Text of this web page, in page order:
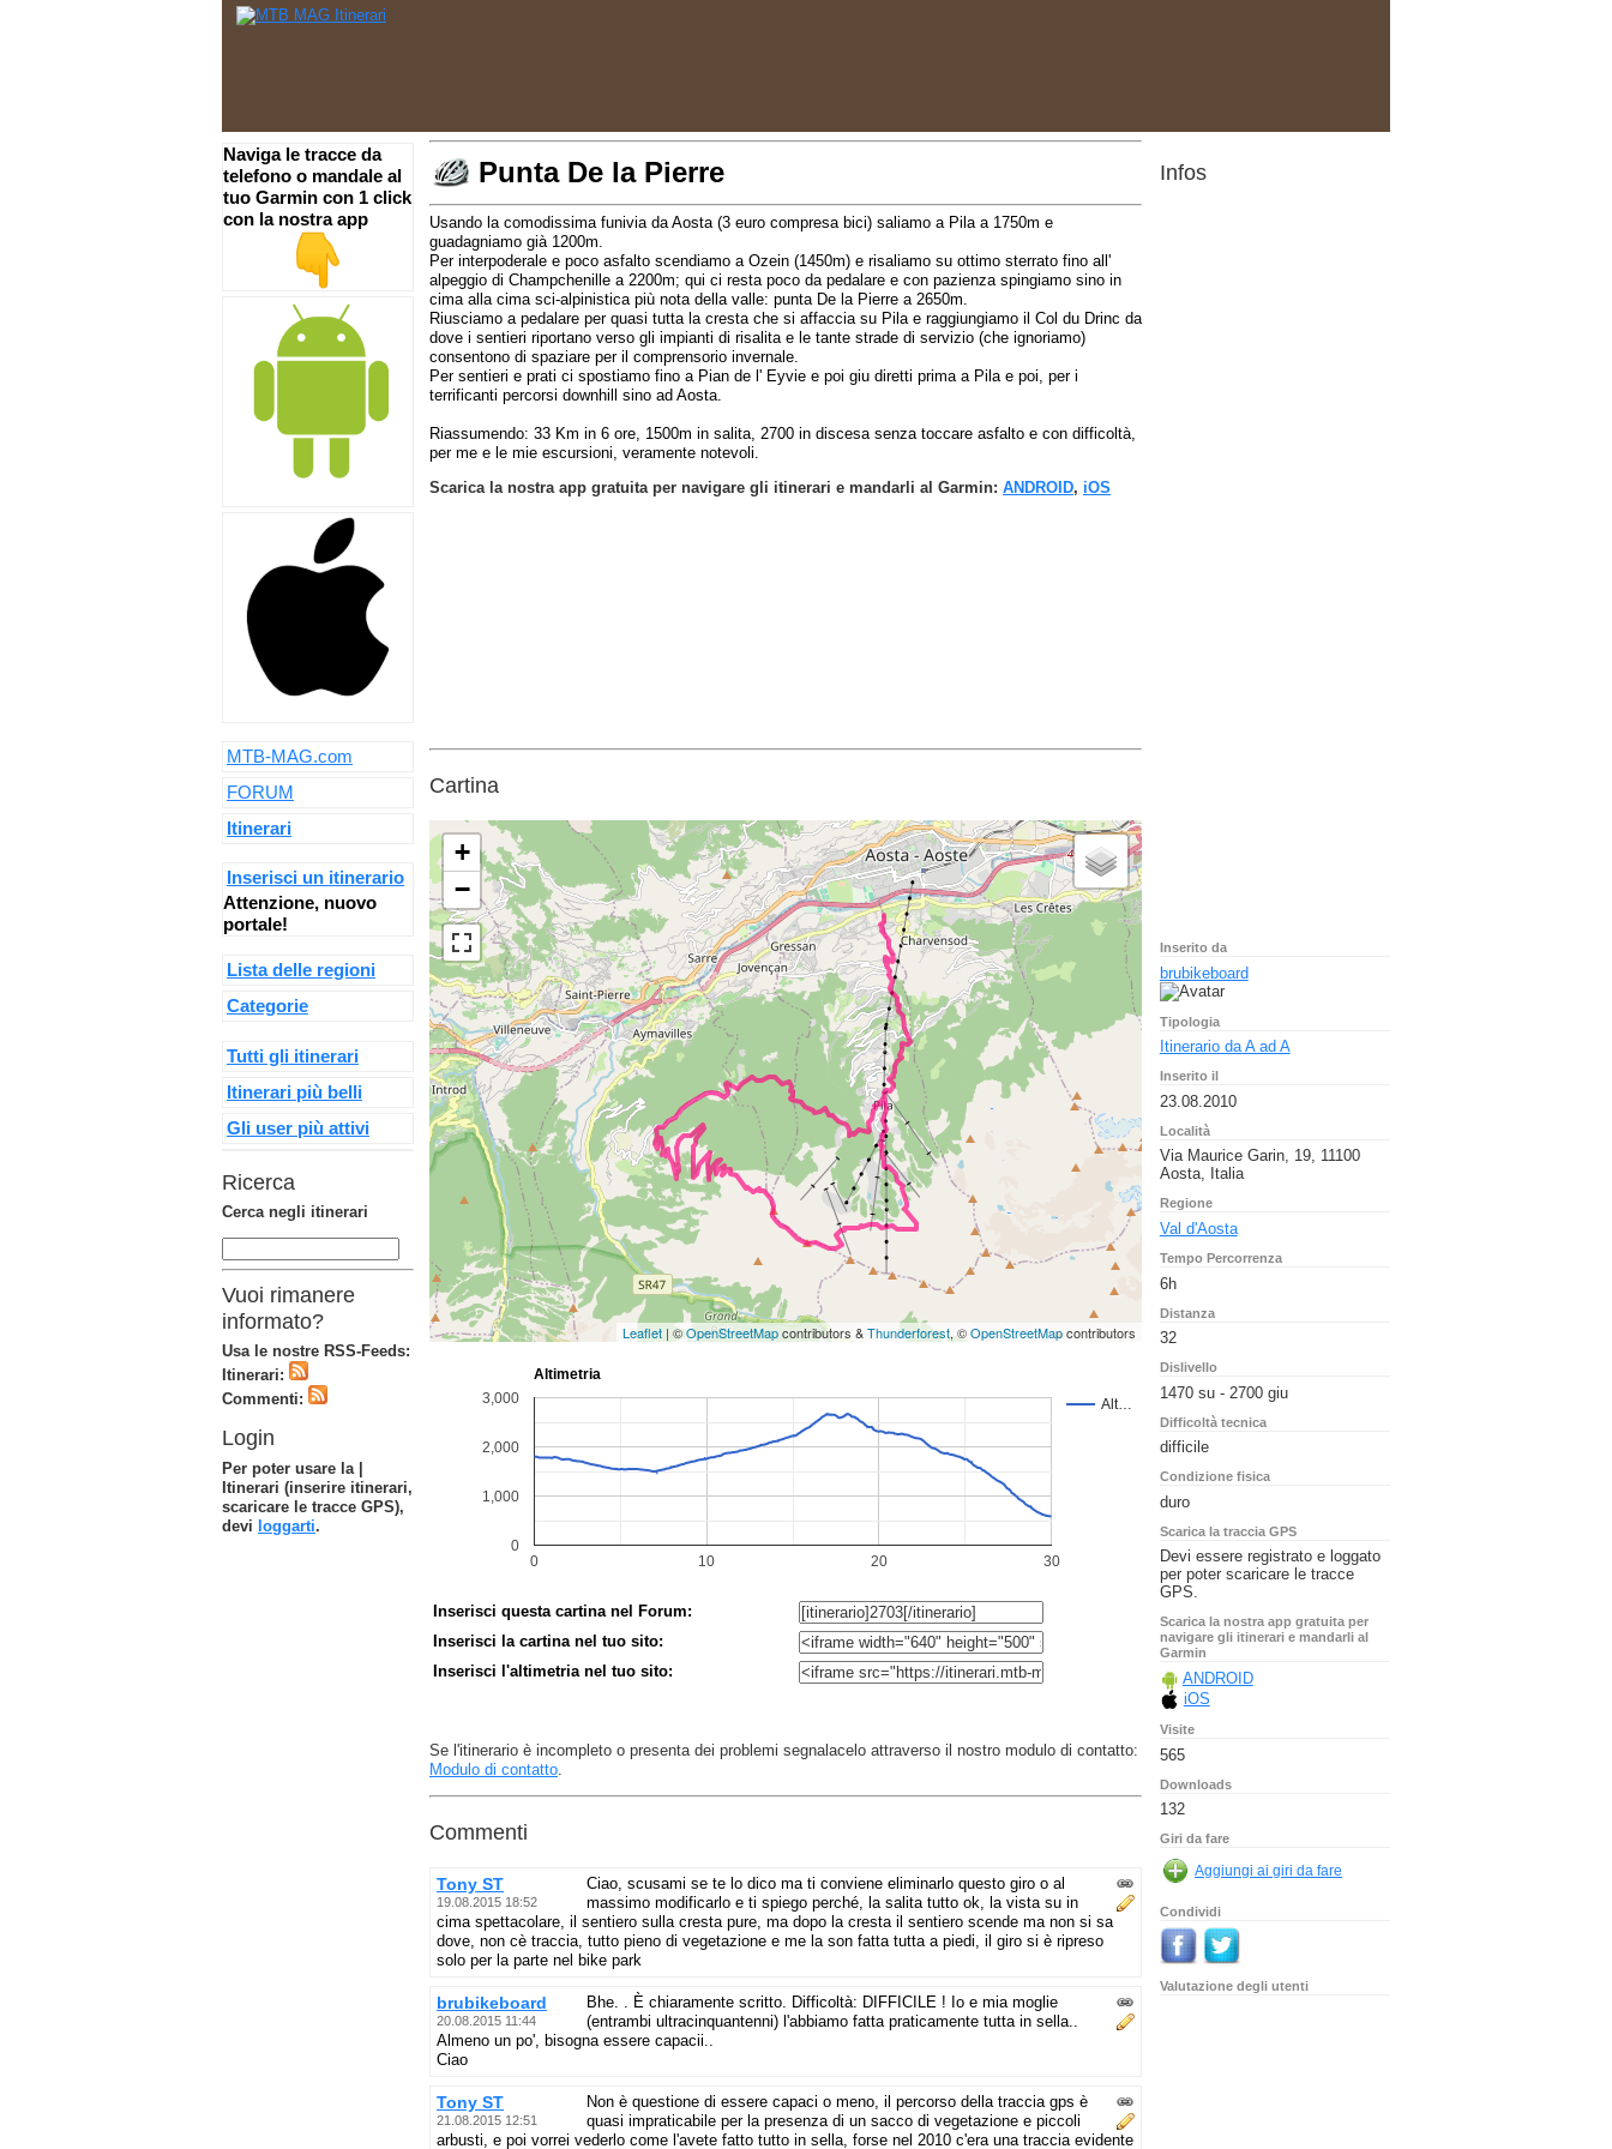
Punta De la Pierre
Usando la comodissima funivia da Aosta (3 euro compresa bici) saliamo a Pila a 1750m e
guadagniamo già 1200m.
Per interpoderale e poco asfalto scendiamo a Ozein (1450m) e risaliamo su ottimo sterrato fino all'
alpeggio di Champchenille a 2200m; qui ci resta poco da pedalare e con pazienza spingiamo sino in
cima alla cima sci-alpinistica più nota della valle: punta De la Pierre a 2650m.
Riusciamo a pedalare per quasi tutta la cresta che si affaccia su Pila e raggiungiamo il Col du Drinc da
dove i sentieri riportano verso gli impianti di risalita e le tante strade di servizio (che ignoriamo)
consentono di spaziare per il comprensorio invernale.
Per sentieri e prati ci spostiamo fino a Pian de l' Eyvie e poi giu diretti prima a Pila e poi, per i
terrificanti percorsi downhill sino ad Aosta.
Riassumendo: 33 Km in 6 ore, 1500m in salita, 2700 in discesa senza toccare asfalto e con difficoltà,
per me e le mie escursioni, veramente notevoli.
Scarica la nostra app gratuita per navigare gli itinerari e mandarli al Garmin: ANDROID, iOS
Cartina
+
−
Leaflet | ©OpenStreetMapcontributors &Thunderforest, ©OpenStreetMapcontributors
Inserisci questa cartina nel Forum:
Inserisci la cartina nel tuo sito:
Inserisci l'altimetria nel tuo sito:
Se l'itinerario è incompleto o presenta dei problemi segnalacelo attraverso il nostro modulo di contatto:
Modulo di contatto.
Commenti
Tony ST
19.08.2015 18:52
Ciao, scusami se te lo dico ma ti conviene eliminarlo questo giro o al
massimo modificarlo e ti spiego perché, la salita tutto ok, la vista su in
cima spettacolare, il sentiero sulla cresta pure, ma dopo la cresta il sentiero scende ma non si sa
dove, non cè traccia, tutto pieno di vegetazione e me la son fatta tutta a piedi, il giro si è ripreso
solo per la parte nel bike park
brubikeboard
20.08.2015 11:44
Bhe. . È chiaramente scritto. Difficoltà: DIFFICILE ! Io e mia moglie
(entrambi ultracinquantenni) l'abbiamo fatta praticamente tutta in sella..
Almeno un po', bisogna essere capacii..
Ciao
Tony ST
21.08.2015 12:51
Non è questione di essere capaci o meno, il percorso della traccia gps è
quasi impraticabile per la presenza di un sacco di vegetazione e piccoli
arbusti, e poi vorrei vederlo come l'avete fatto tutto in sella, forse nel 2010 c'era una traccia evidente
Infos
Inserito da
brubikeboard
Tipologia
Itinerario da A ad A
Inserito il
23.08.2010
Località
Via Maurice Garin, 19, 11100
Aosta, Italia
Regione
Val d'Aosta
Tempo Percorrenza
6h
Distanza
32
Dislivello
1470 su - 2700 giu
Difficoltà tecnica
difficile
Condizione fisica
duro
Scarica la traccia GPS
Devi essere registrato e loggato
per poter scaricare le tracce
GPS.
Scarica la nostra app gratuita per
navigare gli itinerari e mandarli al
Garmin
ANDROID
iOS
Visite
565
Downloads
132
Giri da fare
Condividi
Valutazione degli utenti
Naviga le tracce da
telefono o mandale al
tuo Garmin con 1 click
con la nostra app
MTB-MAG.com
FORUM
Itinerari
Inserisci un itinerario
Attenzione, nuovo
portale!
Lista delle regioni
Categorie
Tutti gli itinerari
Itinerari più belli
Gli user più attivi
Ricerca
Cerca negli itinerari
Vuoi rimanere
informato?
Usa le nostre RSS-Feeds:
Itinerari:
Commenti:
Login
Per poter usare la |
Itinerari (inserire itinerari,
scaricare le tracce GPS),
devi loggarti.